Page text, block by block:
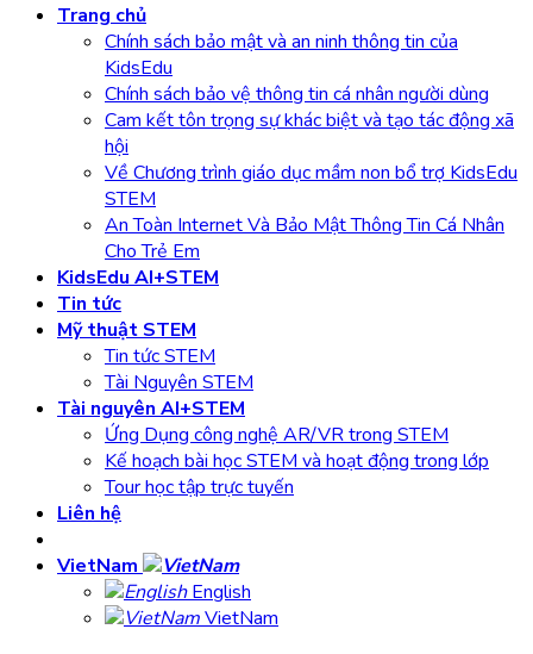
Trang chủ
Chính sách bảo mật và an ninh thông tin của
KidsEdu
Chính sách bảo vệ thông tin cá nhân người dùng
Cam kết tôn trọng sự khác biệt và tạo tác động xã
hội
Về Chương trình giáo dục mầm non bổ trợ KidsEdu
STEM
An Toàn Internet Và Bảo Mật Thông Tin Cá Nhân
Cho Trẻ Em
KidsEdu AI+STEM
Tin tức
Mỹ thuật STEM
Tin tức STEM
Tài Nguyên STEM
Tài nguyên AI+STEM
Ứng Dụng công nghệ AR/VR trong STEM
Kế hoạch bài học STEM và hoạt động trong lớp
Tour học tập trực tuyến
Liên hệ
VietNam
English
VietNam